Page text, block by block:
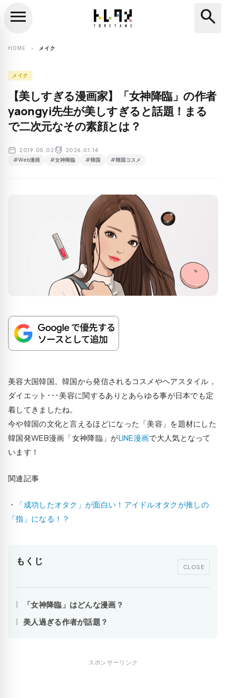
search
menu search
HOME chevron_right メイク
メイク
【美しすぎる漫画家】「女神降臨」の作者
yaongyi先生が美しすぎると話題！まる
で二次元なその素顔とは？
2019.05.02 2026.01.14
#Web漫画 #女神降臨 #韓国 #韓国コスメ
美容大国韓国。韓国から発信されるコスメやヘアスタイル，
ダイエット･･･美容に関するありとあらゆる事が日本でも定
着してきましたね。
今や韓国の文化と言えるほどになった「美容」を題材にした
韓国発WEB漫画「女神降臨」がLINE漫画で大人気となって
います！
関連記事
・
「成功したオタク」が面白い！アイドルオタクが推しの
「指」になる！？
もくじ
CLOSE
「女神降臨」はどんな漫画？
美人過ぎる作者が話題？
スポンサーリンク